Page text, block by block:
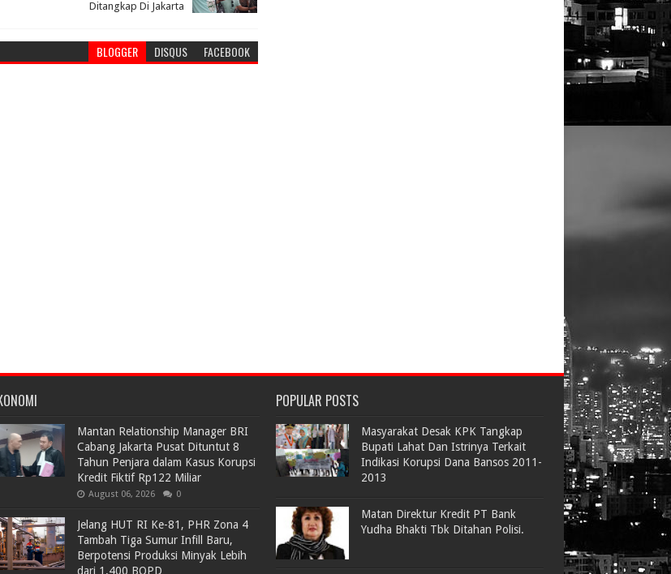
Ditangkap Di Jakarta
BLOGGER DISQUS FACEBOOK
Mantan Relationship Manager BRI
Cabang Jakarta Pusat Dituntut 8
Tahun Penjara dalam Kasus Korupsi
Kredit Fiktif Rp122 Miliar
August 06, 2026 0
Jelang HUT RI Ke-81, PHR Zona 4
Tambah Tiga Sumur Infill Baru,
Berpotensi Produksi Minyak Lebih
dari 1.400 BOPD
POPULAR POSTS
Masyarakat Desak KPK Tangkap
Bupati Lahat Dan Istrinya Terkait
Indikasi Korupsi Dana Bansos 2011-
2013
Matan Direktur Kredit PT Bank
Yudha Bhakti Tbk Ditahan Polisi.